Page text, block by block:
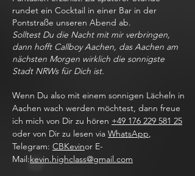
rundet ein Cocktail in einer Bar in der
Pontstraße unseren Abend ab.
Solltest Du die Nacht mit mir verbringen,
dann hofft Callboy Aachen, das Aachen am
nächsten Morgen wirklich die sonnigste
Stadt NRWs für Dich ist.
Wenn Du also mit einem sonnigen Lächeln in
Aachen wach werden möchtest, dann freue
ich mich von Dir zu hören +49 176 229 581 25
oder von Dir zu lesen via WhatsApp,
Telegram: CBKevinor E-
Mail:kevin.highclass@gmail.com